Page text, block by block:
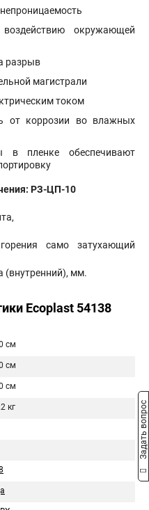
окружающей
разрыв
магистрали
током
от коррозии во влажных
в пленке обеспечивают
РЗ-ЦП-10
само затухающий
(внутренний), мм.
Ecoplast 54138
см
см
см
кг Задать вопрос